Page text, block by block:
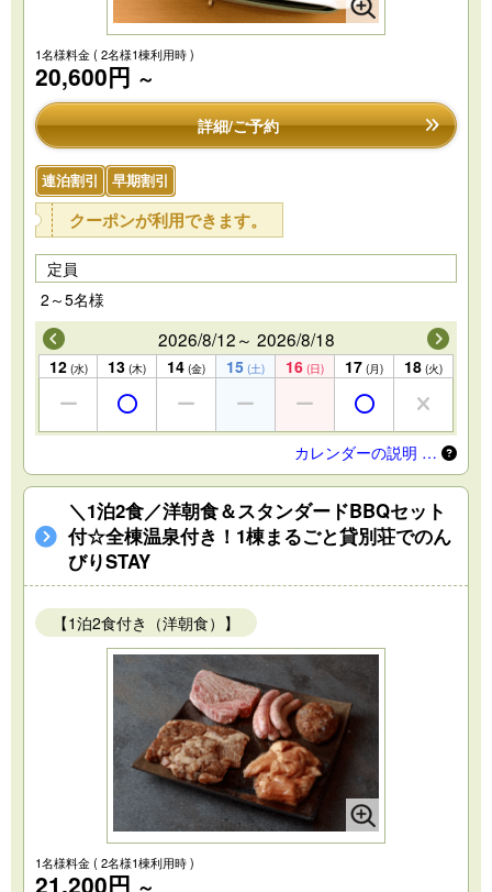
1名様料金( 2名様1棟利用時 )
20,600円 ～
詳細/ご予約
連泊割引 早期割引
クーポンが利用できます。
定員
2～5名様
2026/8/12～ 2026/8/18
12 (水) 13 (木) 14 (金) 15 (土) 16 (日) 17 (月) 18 (火)
カレンダーの説明 …
＼1泊2食／洋朝食＆スタンダードBBQセット
付☆全棟温泉付き！1棟まるごと貸別荘でのん
びりSTAY
【1泊2食付き（洋朝食）】
1名様料金( 2名様1棟利用時 )
21,200円 ～